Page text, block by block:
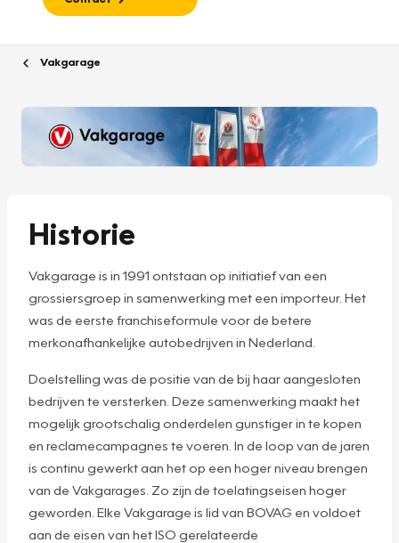
Vakgarage
Historie
Vakgarage is in 1991 ontstaan op initiatief van een
grossiersgroep in samenwerking met een importeur. Het
was de eerste franchiseformule voor de betere
merkonafhankelijke autobedrijven in Nederland.
Doelstelling was de positie van de bij haar aangesloten
bedrijven te versterken. Deze samenwerking maakt het
mogelijk grootschalig onderdelen gunstiger in te kopen
en reclamecampagnes te voeren. In de loop van de jaren
is continu gewerkt aan het op een hoger niveau brengen
van de Vakgarages. Zo zijn de toelatingseisen hoger
geworden. Elke Vakgarage is lid van BOVAG en voldoet
aan de eisen van het ISO gerelateerde